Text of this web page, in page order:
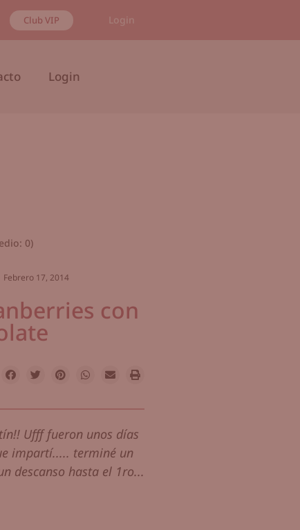
Club VIP Login
Login
0)
Febrero 17, 2014
con
Ufff fueron unos días
impartí..... terminé un
descanso hasta el 1ro...